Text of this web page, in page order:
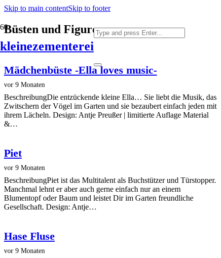
Skip to main contentSkip to footer
kleinezementerei
Büsten und Figuren
Mädchenbüste -Ella loves music-
vor 9 Monaten
BeschreibungDie entzückende kleine Ella… Sie liebt die Musik, das
Zwitschern der Vögel im Garten und sie bezaubert einfach jeden mit
ihrem Lächeln. Design: Antje Preußer | limitierte Auflage Material
&…
Piet
vor 9 Monaten
BeschreibungPiet ist das Multitalent als Buchstützer und Türstopper.
Manchmal lehnt er aber auch gerne einfach nur an einem
Blumentopf oder Baum und leistet Dir im Garten freundliche
Gesellschaft. Design: Antje…
Hase Fluse
vor 9 Monaten